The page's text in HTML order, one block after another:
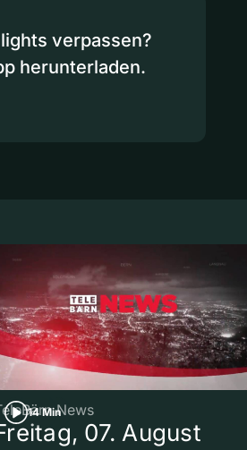
verpassen?
herunterladen.
14 MinNews
07. August